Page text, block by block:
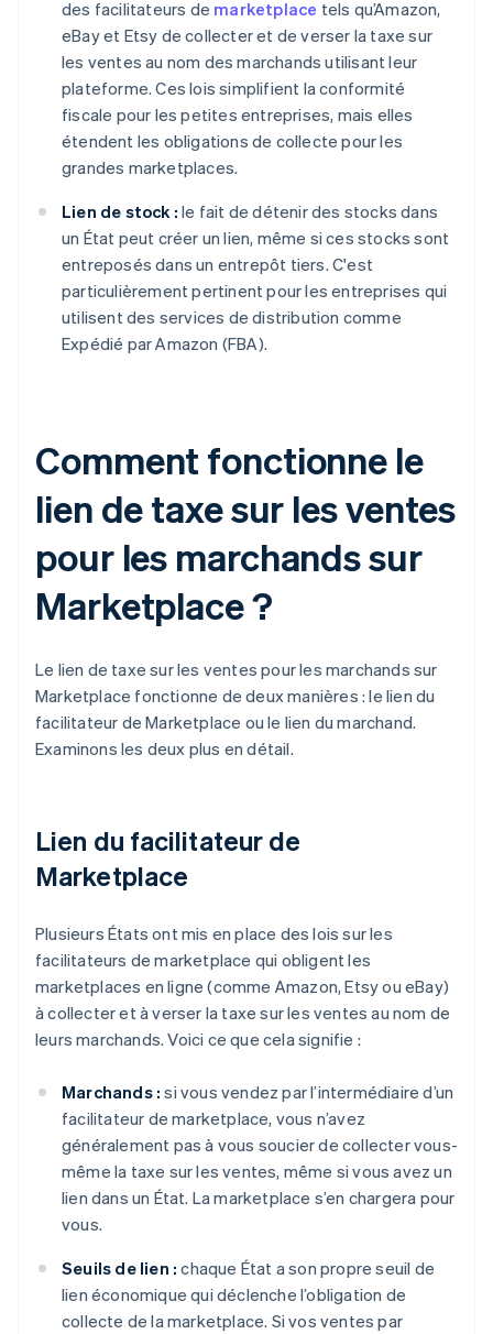
des facilitateurs de marketplace tels qu’Amazon,
eBay et Etsy de collecter et de verser la taxe sur
les ventes au nom des marchands utilisant leur
plateforme. Ces lois simplifient la conformité
fiscale pour les petites entreprises, mais elles
étendent les obligations de collecte pour les
grandes marketplaces.
Lien de stock : le fait de détenir des stocks dans
un État peut créer un lien, même si ces stocks sont
entreposés dans un entrepôt tiers. C'est
particulièrement pertinent pour les entreprises qui
utilisent des services de distribution comme
Expédié par Amazon (FBA).
Comment fonctionne le
lien de taxe sur les ventes
pour les marchands sur
Marketplace ?
Le lien de taxe sur les ventes pour les marchands sur
Marketplace fonctionne de deux manières : le lien du
facilitateur de Marketplace ou le lien du marchand.
Examinons les deux plus en détail.
Lien du facilitateur de
Marketplace
Plusieurs États ont mis en place des lois sur les
facilitateurs de marketplace qui obligent les
marketplaces en ligne (comme Amazon, Etsy ou eBay)
à collecter et à verser la taxe sur les ventes au nom de
leurs marchands. Voici ce que cela signifie :
Marchands : si vous vendez par l’intermédiaire d’un
facilitateur de marketplace, vous n’avez
généralement pas à vous soucier de collecter vous-
même la taxe sur les ventes, même si vous avez un
lien dans un État. La marketplace s’en chargera pour
vous.
Seuils de lien : chaque État a son propre seuil de
lien économique qui déclenche l’obligation de
collecte de la marketplace. Si vos ventes par